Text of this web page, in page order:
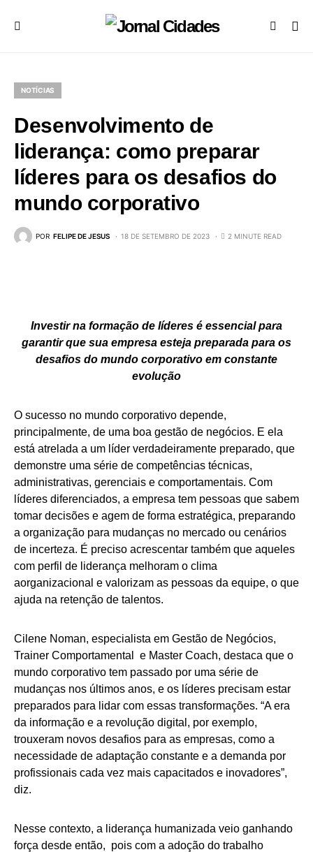
NOTÍCIAS
Desenvolvimento de
liderança: como preparar
líderes para os desafios do
mundo corporativo
POR FELIPE DE JESUS 18 DE SETEMBRO DE 2023 2 MINUTE READ
Investir na formação de líderes é essencial para
garantir que sua empresa esteja preparada para os
desafios do mundo corporativo em constante
evolução
O sucesso no mundo corporativo depende,
principalmente, de uma boa gestão de negócios. E ela
está atrelada a um líder verdadeiramente preparado, que
demonstre uma série de competências técnicas,
administrativas, gerenciais e comportamentais. Com
líderes diferenciados, a empresa tem pessoas que sabem
tomar decisões e agem de forma estratégica, preparando
a organização para mudanças no mercado ou cenários
de incerteza. É preciso acrescentar também que aqueles
com perfil de liderança melhoram o clima
aorganizacional e valorizam as pessoas da equipe, o que
ajuda na retenção de talentos.
Cilene Noman, especialista em Gestão de Negócios,
Trainer Comportamental e Master Coach, destaca que o
mundo corporativo tem passado por uma série de
mudanças nos últimos anos, e os líderes precisam estar
preparados para lidar com essas transformações. “A era
da informação e a revolução digital, por exemplo,
trouxeram novos desafios para as empresas, como a
necessidade de adaptação constante e a demanda por
profissionais cada vez mais capacitados e inovadores”,
diz.
Nesse contexto, a liderança humanizada veio ganhando
força desde então, pois com a adoção do trabalho